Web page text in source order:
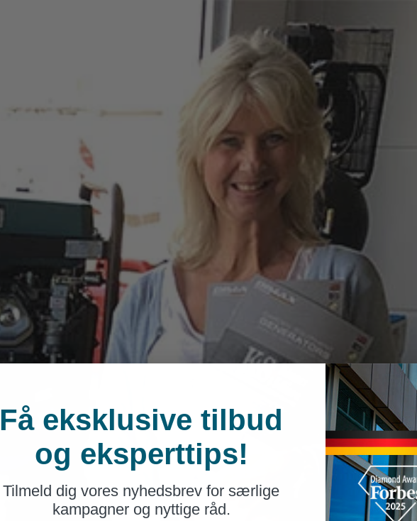
Få eksklusive tilbud
og eksperttips!
Tilmeld dig vores nyhedsbrev for særlige
kampagner og nyttige råd.